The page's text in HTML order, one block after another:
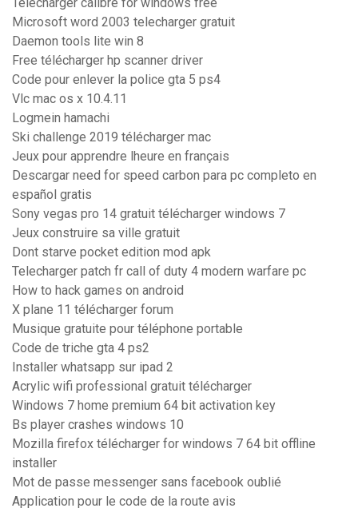
Télécharger calibre for windows free
Microsoft word 2003 telecharger gratuit
Daemon tools lite win 8
Free télécharger hp scanner driver
Code pour enlever la police gta 5 ps4
Vlc mac os x 10.4.11
Logmein hamachi
Ski challenge 2019 télécharger mac
Jeux pour apprendre lheure en français
Descargar need for speed carbon para pc completo en
español gratis
Sony vegas pro 14 gratuit télécharger windows 7
Jeux construire sa ville gratuit
Dont starve pocket edition mod apk
Telecharger patch fr call of duty 4 modern warfare pc
How to hack games on android
X plane 11 télécharger forum
Musique gratuite pour téléphone portable
Code de triche gta 4 ps2
Installer whatsapp sur ipad 2
Acrylic wifi professional gratuit télécharger
Windows 7 home premium 64 bit activation key
Bs player crashes windows 10
Mozilla firefox télécharger for windows 7 64 bit offline
installer
Mot de passe messenger sans facebook oublié
Application pour le code de la route avis